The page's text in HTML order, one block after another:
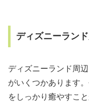
ディズニーラン
ディズニーランド周
がいくつかあります
をしっかり癒やすこ